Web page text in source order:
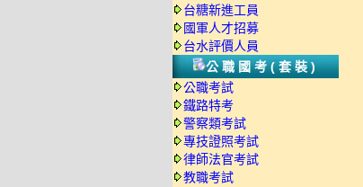
台糖新進工員
國軍人才招募
台水評價人員
公職國考(套裝)
公職考試
鐵路特考
警察類考試
專技證照考試
律師法官考試
教職考試